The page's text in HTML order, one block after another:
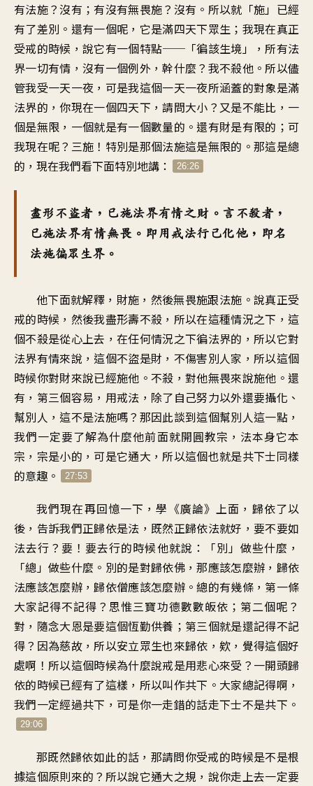
有法施？沒有；有沒有無畏施？沒有。所以就「施」已經
有了差別。還有一個呢，它是滿四天下眾生；我現在真正
受戒的時候，說它有一個特點──「徧該生境」，所有法
界一切有情，沒有一個例外，幹什麼？我不殺他。所以儘
管我受一天一夜，可是我這個一天一夜所涵蓋的對象是滿
法界的，你現在一個四天下，請問大小？又是不能比，一
個是無限，一個就是有一個數量的。還有財是有限的；可
我現在呢？三施！特別是那個法施這是無限的。那這是總
的，現在我們看下面特別地講：
26:26
盡形不盜者，已施法界有情之財。言不殺者，
已施法界有情無畏。即用戒法行己化他，即名
法施徧眾生界。
他下面就解釋，財施，然後無畏施跟法施。說真正受
戒的時候，然後我盡形壽不殺，所以在這種情況之下，這
個不殺是從心上去，在任何情況之下徧法界的，所以它對
法界有情來說，這個不盜是財，不傷害別人家，所以這個
時候你對財來說已經施他。不殺，對他無畏來說施他。還
有，第三個容易，用戒法，除了自己努力以外還要攝化、
幫別人，這不是法施嗎？那因此談到這個幫別人這一點，
我們一定要了解為什麼他前面就開圓教宗，法本身它本
宗，宗是小的，可是它通大，所以這個也就是共下士同樣
的意趣。
27:53
我們現在再回憶一下，學《廣論》上面，歸依了以
後，告訴我們正歸依是法，既然正歸依法就好，要不要如
法去行？要！要去行的時候他就說：「別」做些什麼，
「總」做些什麼。別的是對歸依佛，那應該怎麼辦，歸依
法應該怎麼辦，歸依僧應該怎麼辦。總的有幾條，第一條
大家記得不記得？思惟三寶功德數數皈依；第二個呢？
對，隨念大恩是要這個恆勤供養；第三個就是還記得不記
得？因為慈故，所以安立眾生也來歸依，欸，覺得這個好
處啊！所以這個時候為什麼說戒是用悲心來受？一開頭歸
依的時候已經有了這樣，所以叫作共下。大家總記得啊，
我們一定經過共下，可是你一走錯的話走下士不是共下。
29:06
那既然歸依如此的話，那請問你受戒的時候是不是根
據這個原則來的？所以說它通大之規，說你走上去一定要